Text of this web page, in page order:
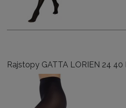
Rajstopy GATTA LORIEN 24